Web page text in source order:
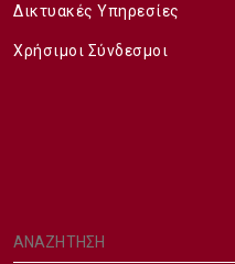
Δικτυακές Υπηρεσίες
Χρήσιμοι Σύνδεσμοι